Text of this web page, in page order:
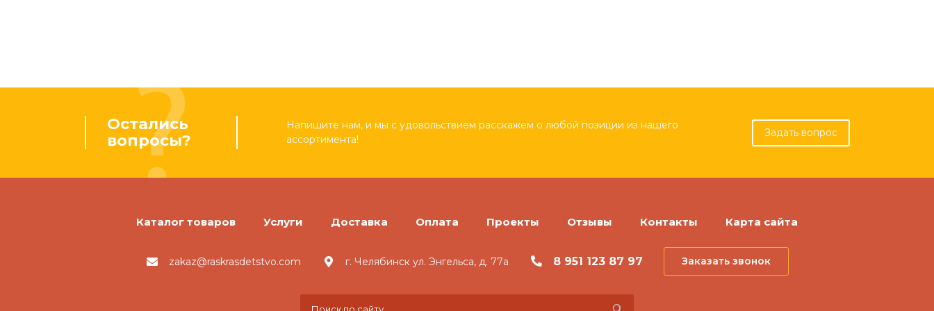
Остались
вопросы?
Напишите нам, и мы с удовольствием расскажем о любой позиции из нашего
ассортимента!
Задать вопрос
Каталог товаров Услуги Доставка Оплата Проекты Отзывы Контакты Карта сайта
zakaz@raskrasdetstvo.com г. Челябинск ул. Энгельса, д. 77а 8 951 123 87 97 Заказать звонок